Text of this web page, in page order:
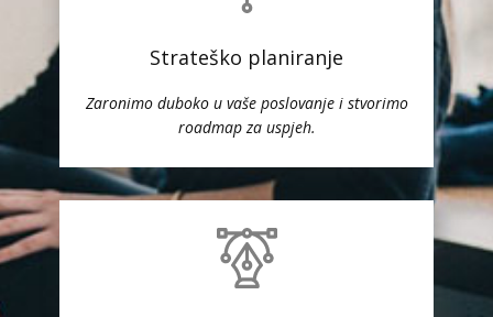
Strateško planiranje
Zaronimo duboko u vaše poslovanje i stvorimo
roadmap za uspjeh.